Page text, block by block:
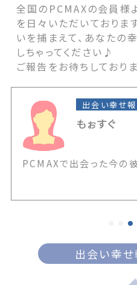
全国のPCMAXの会員様
を日々いただいておりま
いを捕まえて、あなたの
しちゃってください♪
ご報告をお待ちしておりま
出会い幸せ
もぉすぐ
PCMAXで出会った今の
出会い幸